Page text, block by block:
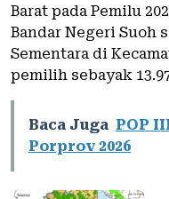
Barat pada Pemilu
Bandar Negeri Suoh
Sementara di
pemilih sebayak
Baca Juga POP
Porprov 2026